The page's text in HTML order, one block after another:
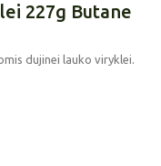
227g Butane
dujinei lauko viryklei.